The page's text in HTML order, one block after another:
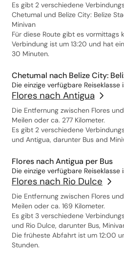
Es gibt 2 verschiedene
Chetumal und Belize City: Belize
Minivan
Für diese Route gibt es vormittags
Verbindung ist um 13:20 und hat
30 Minuten.
Chetumal nach Belize City:
Die einzige verfügbare Reiseklasse
Flores nach Antigua
Die Entfernung zwischen Flores
Meilen oder ca. 277 Kilometer.
Es gibt 2 verschiedene
und Antigua, darunter Bus and
Flores nach Antigua per Bus
Die einzige verfügbare Reiseklasse
Flores nach Rio Dulce
Die Entfernung zwischen Flores
Meilen oder ca. 169 Kilometer.
Es gibt 3 verschiedene
und Rio Dulce, darunter Bus,
Die früheste Abfahrt ist um 12:00
Stunden.